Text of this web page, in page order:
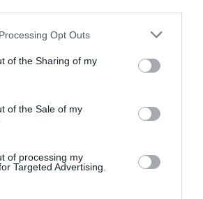
website/app uses one or more Google
or usage behaviour. You may click to
to Google and its third-party tags to
specified purposes in below Google
Opt Outs
of the Sharing of my
of the Sale of my
of processing my
Targeted Advertising.